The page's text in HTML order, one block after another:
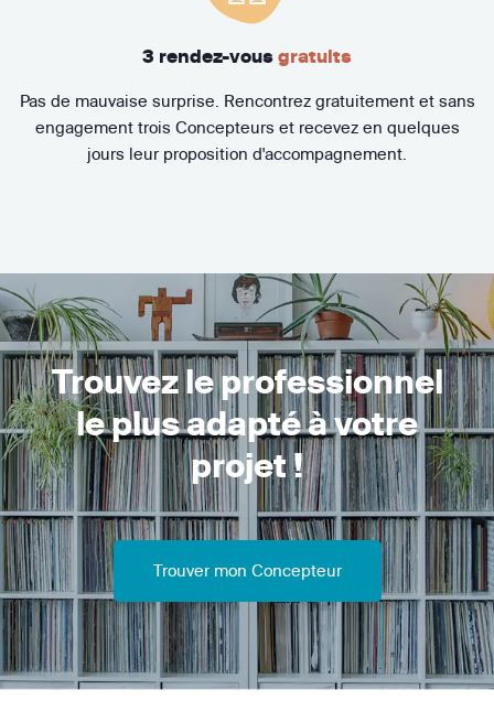
3 rendez-vous gratuits
Pas de mauvaise surprise. Rencontrez gratuitement et sans
engagement trois Concepteurs et recevez en quelques
jours leur proposition d'accompagnement.
Trouvez le professionnel
le plus adapté à votre
projet !
Trouver mon Concepteur